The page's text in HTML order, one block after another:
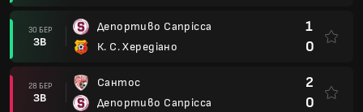
30 БЕР
ЗВ
Депортиво Сапрісса
К. С. Хередіано
1
0
28 БЕР
ЗВ
Сантос
Депортиво Сапрісса
2
0